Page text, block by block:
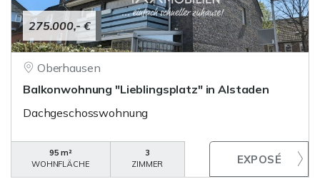
275.000,- €
Oberhausen
Balkonwohnung "Lieblingsplatz" in Alstaden
Dachgeschosswohnung
95 m²
WOHNFLÄCHE
3
ZIMMER